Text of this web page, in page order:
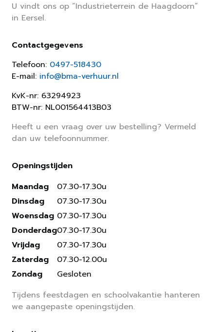
U vindt ons op “Industrieterrein de Haagdoorn”
in Eersel.
Contactgegevens
Telefoon: 0497-518430
E-mail: info@bma-verhuur.nl
KvK-nr: 63294923
BTW-nr: NL001564413B03
Heeft u een vraag over uw bestelling? Vermeld
dan uw telefoonnummer.
Openingstijden
Maandag
Dinsdag
Woensdag
Donderdag
Vrijdag
Zaterdag
Zondag
07.30-17.30u
07.30-17.30u
07.30-17.30u
07.30-17.30u
07.30-17.30u
07.30-12.00u
Gesloten
Tijdens feestdagen en schoolvakantie hanteren
we aangepaste openingstijden.